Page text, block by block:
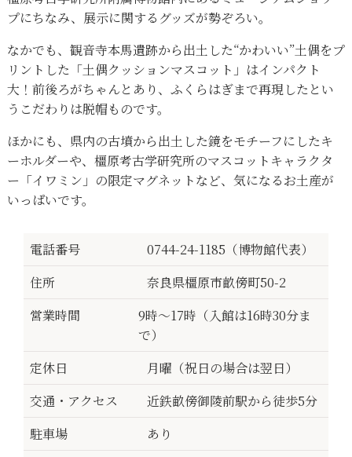
プにちなみ、展示に関するグッズが勢ぞろい。
なかでも、観音寺本馬遺跡から出土した“かわいい”土偶をプ
リントした「土偶クッションマスコット」はインパクト
大！前後ろがちゃんとあり、ふくらはぎまで再現したとい
うこだわりは脱帽ものです。
ほかにも、県内の古墳から出土した鏡をモチーフにしたキ
ーホルダーや、橿原考古学研究所のマスコットキャラクタ
ー「イワミン」の限定マグネットなど、気になるお土産が
いっぱいです。
電話番号
0744-24-1185（博物館代表）
住所
奈良県橿原市畝傍町50-2
営業時間
9時～17時（入館は16時30分ま
で）
定休日
月曜（祝日の場合は翌日）
交通・アクセス
近鉄畝傍御陵前駅から徒歩5分
駐車場
あり